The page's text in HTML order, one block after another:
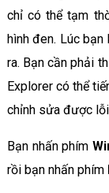
chỉ có thể tạm
hình đen. Lúc
ra. Bạn cần phải
Explorer có thể
chỉnh sửa được
Bạn nhấn phím
rồi bạn nhấn phím